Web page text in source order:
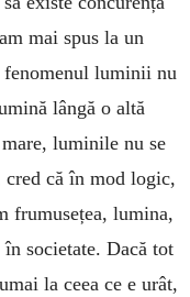
mai spus la un
fenomenul luminii nu
lângă o altă
luminile nu se
cred că în mod logic,
frumusețea, lumina,
societate. Dacă tot
la ceea ce e urât,